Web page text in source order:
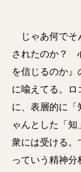
じゃあ何でそ
されたのか？
を信じるのか』
に喩えてる。ロ
に、表層的に「
ゃんとした「
衆には受ける
っていう精神